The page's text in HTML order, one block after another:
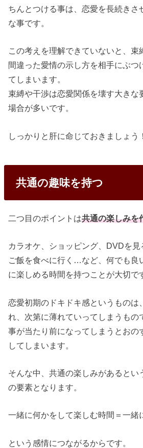
ちんとつける事は、恋愛を長続きさ
な事です。
この考えを理解できていないと、束
間違った愛情の示し方を相手にぶつ
てしまいます。
束縛や干渉は恋愛関係を壊す大きな
場合が多いです。
しっかりと肝に命じておきましょう！
共通の趣味を持つ
二つ目のポイントは共通の楽しみを
カラオケ、ショッピング、DVDを
ご飯を食べに行く…など、何でも良
に楽しめる時間を持つことが大切で
恋愛初期のドキドキ感というものは
れ、次第に薄れていってしまうもの
事が当たり前になってしまうとおの
してしまいます。
そんな中、共通の楽しみがあるとい
の要素となります。
一緒に何かをして楽しむ時間＝一緒
という感情につながるからです。